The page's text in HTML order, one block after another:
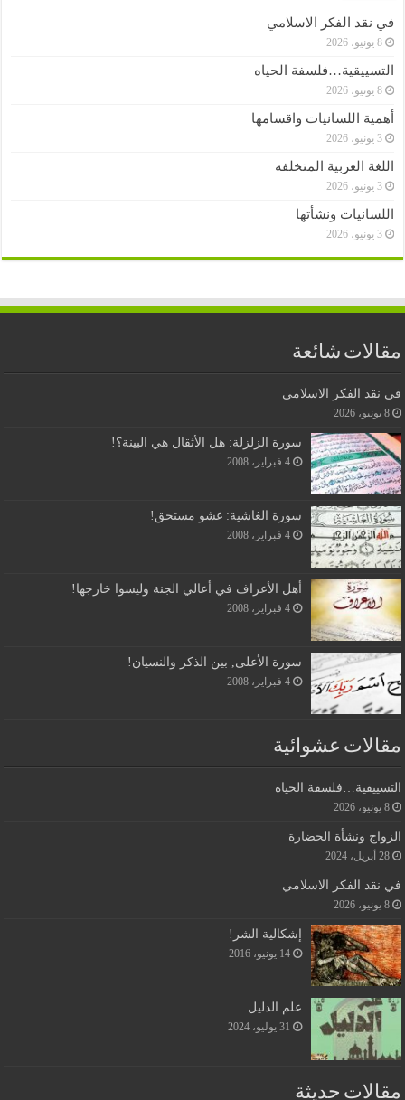
في نقد الفكر الاسلامي
8 يونيو، 2026
التسييقية…فلسفة الحياه
8 يونيو، 2026
أهمية اللسانيات واقسامها
3 يونيو، 2026
اللغة العربية المتخلفه
3 يونيو، 2026
اللسانيات ونشأتها
3 يونيو، 2026
مقالات شائعة
في نقد الفكر الاسلامي
8 يونيو، 2026
سورة الزلزلة: هل الأثقال هي البينة؟!
4 فبراير، 2008
سورة الغاشية: غشو مستحق!
4 فبراير، 2008
أهل الأعراف في أعالي الجنة وليسوا خارجها!
4 فبراير، 2008
سورة الأعلى, بين الذكر والنسيان!
4 فبراير، 2008
مقالات عشوائية
التسييقية…فلسفة الحياه
8 يونيو، 2026
الزواج ونشأة الحضارة
28 أبريل، 2024
في نقد الفكر الاسلامي
8 يونيو، 2026
إشكالية الشر!
14 يونيو، 2016
علم الدليل
31 يوليو، 2024
مقالات حديثة